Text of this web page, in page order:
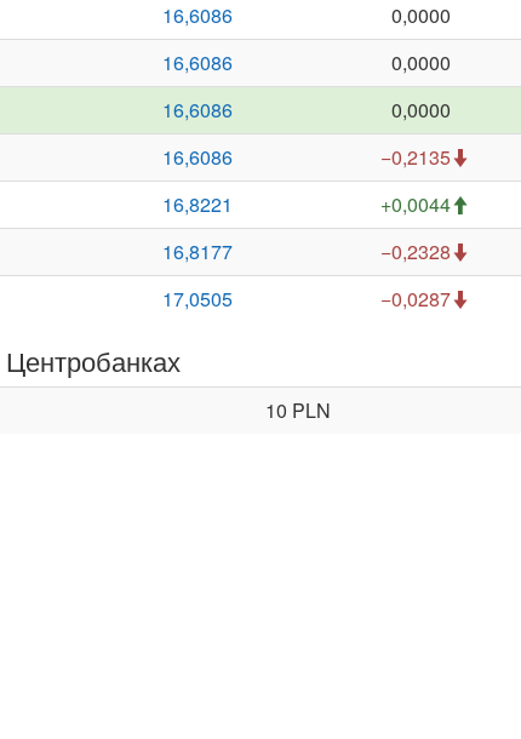
16,6086 0,0000
16,6086 0,0000
16,6086 0,0000
16,6086 −0,2135
16,8221 +0,0044
16,8177 −0,2328
17,0505 −0,0287
Центробанках
10 PLN